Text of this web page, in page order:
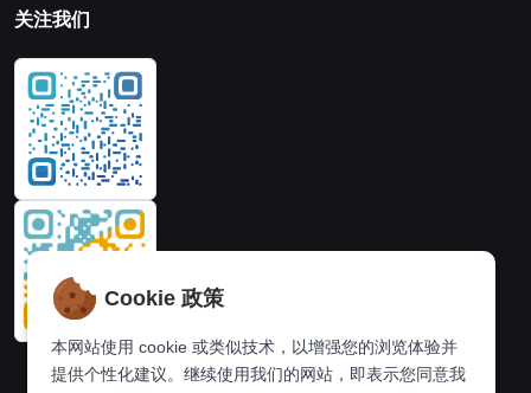
关注我们
Cookie 政策
本网站使用 cookie 或类似技术，以增强您的浏览体验并
提供个性化建议。继续使用我们的网站，即表示您同意我